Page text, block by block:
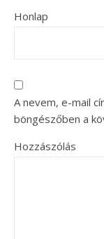
Honlap
A nevem, e-mail
böngészőben a
Hozzászólás